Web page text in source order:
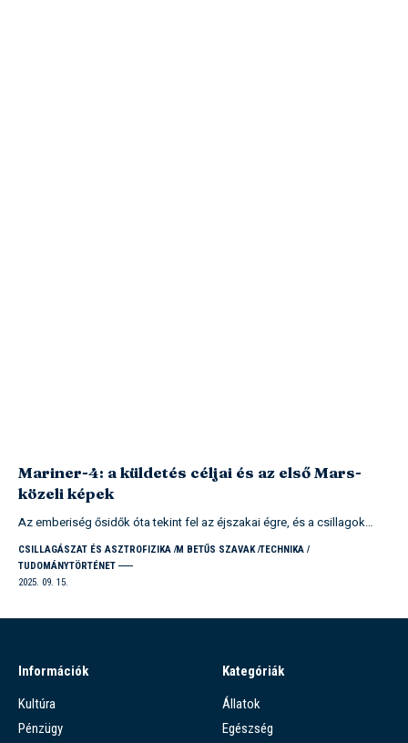
Mariner-4: a küldetés céljai és az első Mars-
közeli képek
Az emberiség ősidők óta tekint fel az éjszakai égre, és a csillagok…
CSILLAGÁSZAT ÉS ASZTROFIZIKA M BETŰS SZAVAK TECHNIKA
TUDOMÁNYTÖRTÉNET
2025. 09. 15.
Információk
Kultúra
Pénzügy
Kategóriák
Állatok
Egészség